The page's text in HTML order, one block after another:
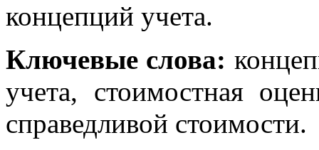
концепций учета.
Ключевые слова:
учета, стоимостная
справедливой стоимости.